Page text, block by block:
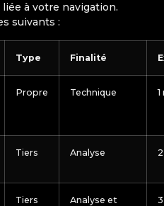
à votre navigation.
suivants :
Type Finalité
Propre Technique
Tiers Analyse
Tiers
Analyse et